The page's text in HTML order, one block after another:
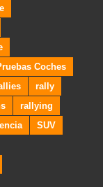
Coches
rally
rallying
SUV